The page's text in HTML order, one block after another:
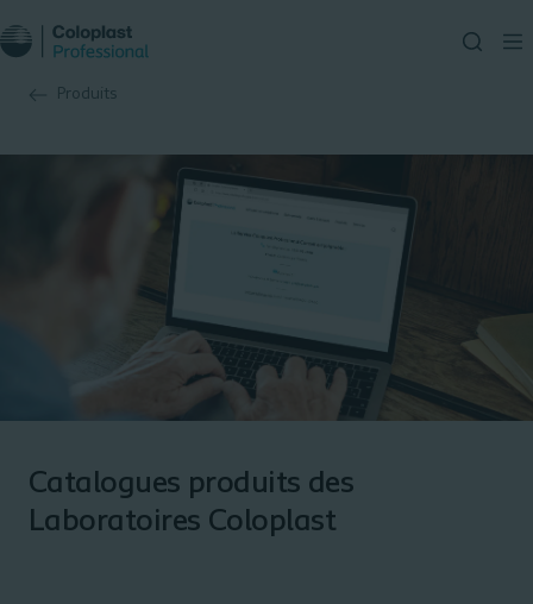
Produits
Catalogues produits des
Laboratoires Coloplast